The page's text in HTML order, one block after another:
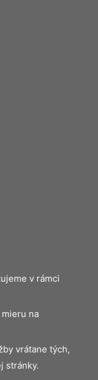
v rámci
na
vrátane tých,
stránky.